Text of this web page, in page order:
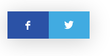
Поделиться